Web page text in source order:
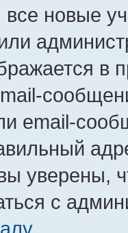
все новые
в
email-
уверены,
с